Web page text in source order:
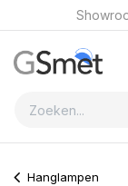
Overslaan naar inhoud
Hanglampen